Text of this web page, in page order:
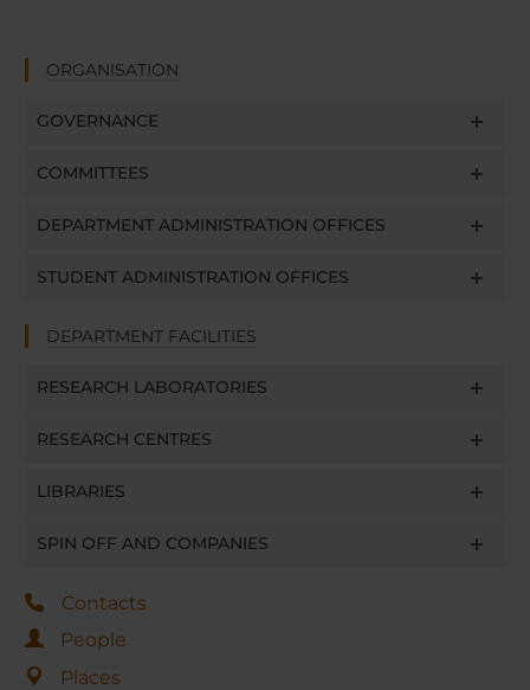
ORGANISATION
GOVERNANCE
COMMITTEES
DEPARTMENT ADMINISTRATION OFFICES
STUDENT ADMINISTRATION OFFICES
DEPARTMENT FACILITIES
RESEARCH LABORATORIES
RESEARCH CENTRES
LIBRARIES
SPIN OFF AND COMPANIES
Contacts
People
Places